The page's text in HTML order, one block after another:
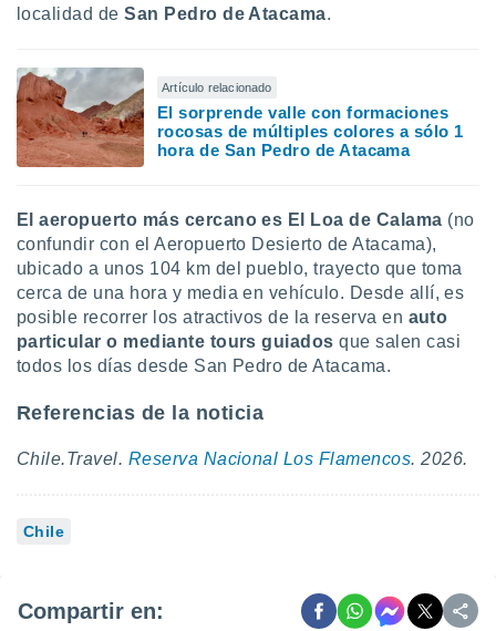
localidad deSan Pedro de Atacama.
Artículo relacionado
El sorprende valle con formaciones
rocosas de múltiples colores a sólo 1
hora de San Pedro de Atacama
El aeropuerto más cercano es El Loa de Calama (no
confundir con el Aeropuerto Desierto de Atacama),
ubicado a unos 104 km del pueblo, trayecto que toma
cerca de una hora y media en vehículo. Desde allí, es
posible recorrer los atractivos de la reserva en auto
particular o mediante tours guiados que salen casi
todos los días desde San Pedro de Atacama.
Referencias de la noticia
Chile.Travel. Reserva Nacional Los Flamencos. 2026.
Chile
Compartir en: